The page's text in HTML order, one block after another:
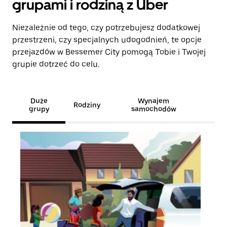
grupami i rodziną z Uber
Niezależnie od tego, czy potrzebujesz dodatkowej
przestrzeni, czy specjalnych udogodnień, te opcje
przejazdów w Bessemer City pomogą Tobie i Twojej
grupie dotrzeć do celu.
Duże
grupy
Rodziny
Wynajem
samochodów